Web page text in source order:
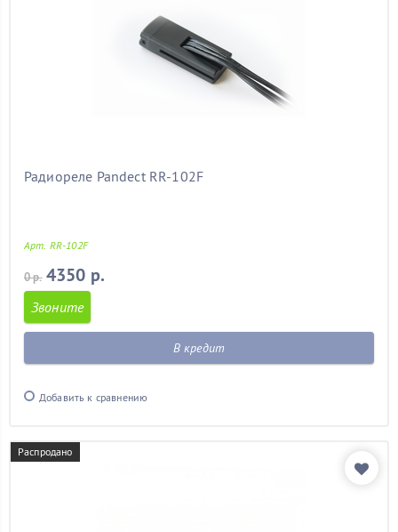
Радиореле Pandect RR-102F
Арт. RR-102F
0 р. 4350 р.
Звоните
В кредит
Добавить к сравнению
Распродано